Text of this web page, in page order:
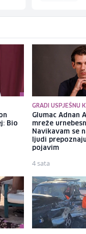
Bio
GRADI USPJEŠNU
Glumac Adnan
mreže
Navikavam se
ljudi
pojavim
4 sata